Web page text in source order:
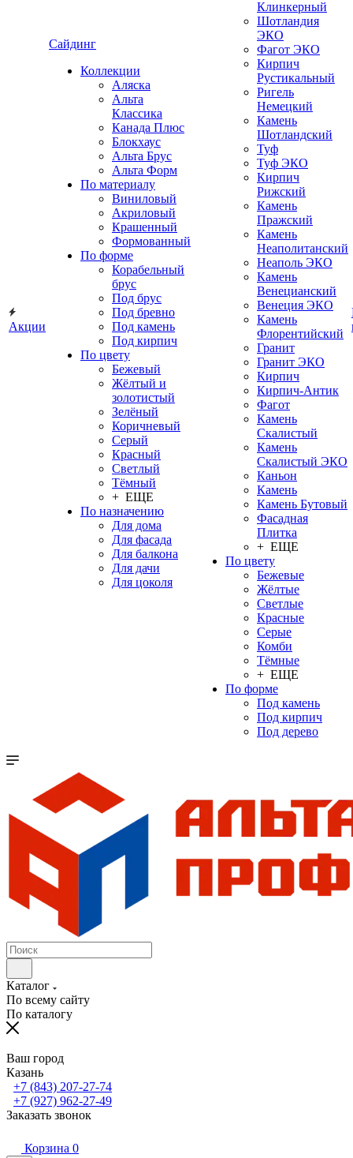
Акции
Сайдинг
Коллекции
Аляска
Альта
Классика
Канада Плюс
Блокхаус
Альта Брус
Альта Форм
По материалу
Виниловый
Акриловый
Крашенный
Формованный
По форме
Корабельный
брус
Под брус
Под бревно
Под камень
Под кирпич
По цвету
Бежевый
Жёлтый и
золотистый
Зелёный
Коричневый
Серый
Красный
Светлый
Тёмный
+ ЕЩЕ
По назначению
Для дома
Для фасада
Для балкона
Для дачи
Для цоколя
Клинкерный
Шотландия
ЭКО
Фагот ЭКО
Кирпич
Рустикальный
Ригель
Немецкий
Камень
Шотландский
Туф
Туф ЭКО
Кирпич
Рижский
Камень
Пражский
Камень
Неаполитанский
Неаполь ЭКО
Камень
Венецианский
Венеция ЭКО
Камень
Флорентийский
Гранит
Гранит ЭКО
Кирпич
Кирпич-Антик
Фагот
Камень
Скалистый
Камень
Скалистый ЭКО
Каньон
Камень
Камень Бутовый
Фасадная
Плитка
+ ЕЩЕ
По цвету
Бежевые
Жёлтые
Светлые
Красные
Серые
Комби
Тёмные
+ ЕЩЕ
По форме
Под камень
Под кирпич
Под дерево
Каталог
По всему сайту
По каталогу
Ваш город
Казань
+7 (843) 207-27-74
+7 (927) 962-27-49
Заказать звонок
Корзина 0